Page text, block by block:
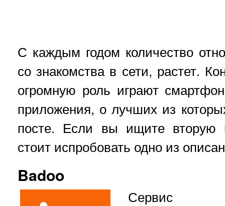
С каждым годом количество
со знакомства в сети, растет.
огромную роль играют
приложения, о лучших из
посте. Если вы ищите вторую
стоит испробовать одно из
Badoo
Сервис